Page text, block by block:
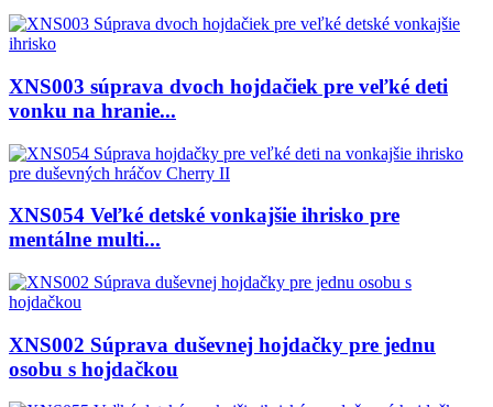
XNS003 súprava dvoch hojdačiek pre veľké deti
vonku na hranie...
XNS054 Veľké detské vonkajšie ihrisko pre
mentálne multi...
XNS002 Súprava duševnej hojdačky pre jednu
osobu s hojdačkou